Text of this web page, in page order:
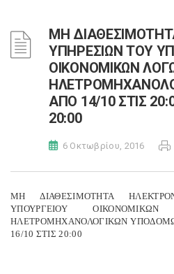
ΜΗ
ΥΠΗΡΕΣΙΩΝ ΤΟΥ
ΟΙΚΟΝΟΜΙΚΩΝ
ΑΠΟ 14/10 ΣΤΙΣ
20:00
6 Οκτωβρίου, 2016
ΜΗ ΔΙΑΘΕΣΙΜΟΤΗΤΑ
ΥΠΟΥΡΓΕΙΟΥ
ΗΛΕΤΡΟΜΗΧΑΝΟΛΟΓΙΚΩΝ
16/10 ΣΤΙΣ 20:00